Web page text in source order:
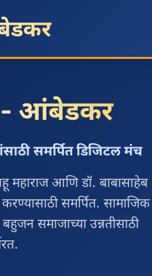
आंबेडकर
समर्पित डिजिटल मंच
महाराज आणि डॉ. बाबासाहेब
समर्पित. सामाजिक
समाजाच्या उन्नतीसाठी